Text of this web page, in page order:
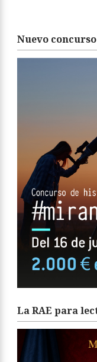
Nuevo concurso
La RAE para